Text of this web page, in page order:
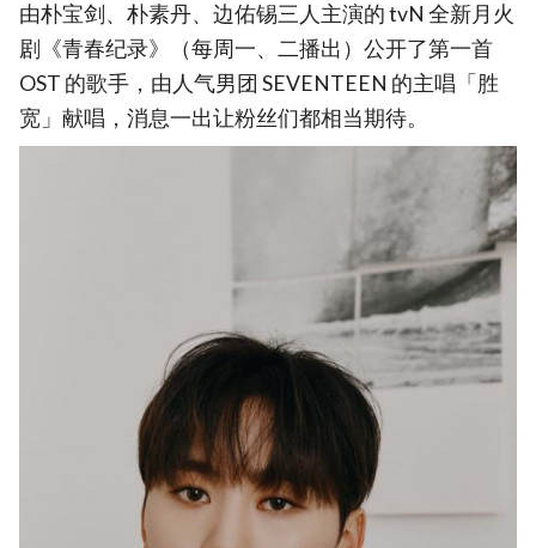
由朴宝剑、朴素丹、边佑锡三人主演的 tvN 全新月火
剧《青春纪录》（每周一、二播出）公开了第一首
OST 的歌手，由人气男团 SEVENTEEN 的主唱「胜
宽」献唱，消息一出让粉丝们都相当期待。